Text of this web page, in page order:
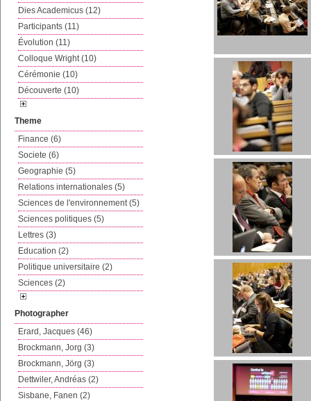
Dies Academicus (12)
Participants (11)
Évolution (11)
Colloque Wright (10)
Cérémonie (10)
Découverte (10)
Theme
Finance (6)
Societe (6)
Geographie (5)
Relations internationales (5)
Sciences de l'environnement (5)
Sciences politiques (5)
Lettres (3)
Education (2)
Politique universitaire (2)
Sciences (2)
Photographer
Erard, Jacques (46)
Brockmann, Jorg (3)
Brockmann, Jörg (3)
Dettwiler, Andréas (2)
Sisbane, Fanen (2)